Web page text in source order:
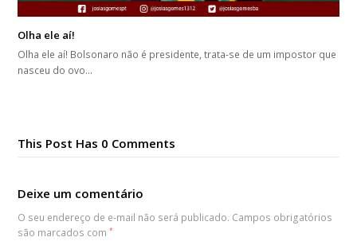
Olha ele aí!
Olha ele aí! Bolsonaro não é presidente, trata-se de um impostor que
nasceu do ovo…
This Post Has 0 Comments
Deixe um comentário
O seu endereço de e-mail não será publicado. Campos obrigatórios
são marcados com*